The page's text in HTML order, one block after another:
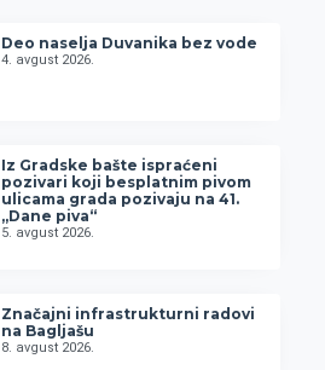
Deo naselja Duvanika bez vode
4. avgust 2026.
Iz Gradske bašte ispraćeni
pozivari koji besplatnim pivom
ulicama grada pozivaju na 41.
„Dane piva“
5. avgust 2026.
Značajni infrastrukturni radovi
na Bagljašu
8. avgust 2026.